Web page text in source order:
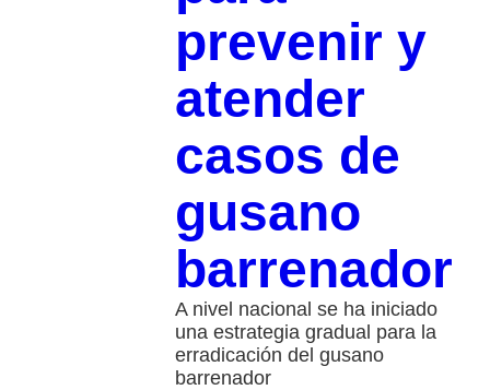
prevenir y
atender
casos de
gusano
barrenador
A nivel nacional se ha iniciado
una estrategia gradual para la
erradicación del gusano
barrenador